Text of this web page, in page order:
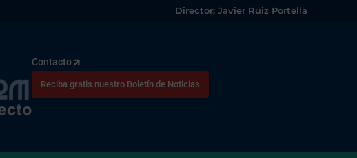
Director: Javier Ruiz Portella
Contacto
Reciba gratis nuestro Boletín de Noticias